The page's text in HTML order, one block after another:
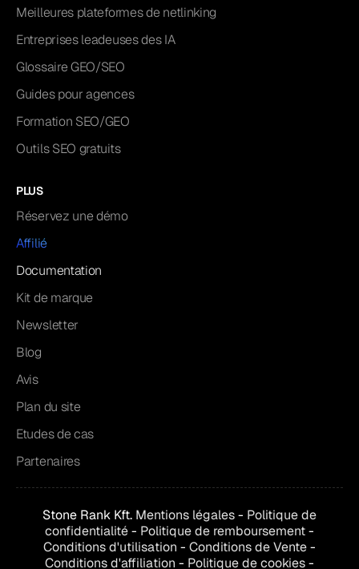
Meilleures plateformes de netlinking
Entreprises leadeuses des IA
Glossaire GEO/SEO
Guides pour agences
Formation SEO/GEO
Outils SEO gratuits
PLUS
Réservez une démo
Affilié
Documentation
Kit de marque
Newsletter
Blog
Avis
Plan du site
Etudes de cas
Partenaires
Stone Rank Kft. Mentions légales- Politique de
confidentialité- Politique de remboursement-
Conditions d'utilisation - Conditions deVente-
Conditions d'affiliation - Politique de cookies-